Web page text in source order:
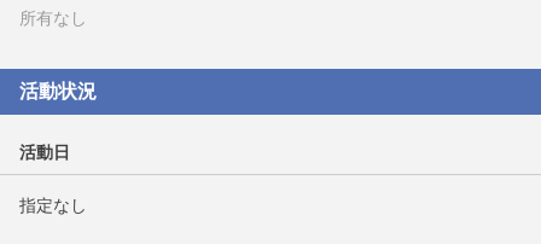
所有なし
活動状況
活動日
指定なし